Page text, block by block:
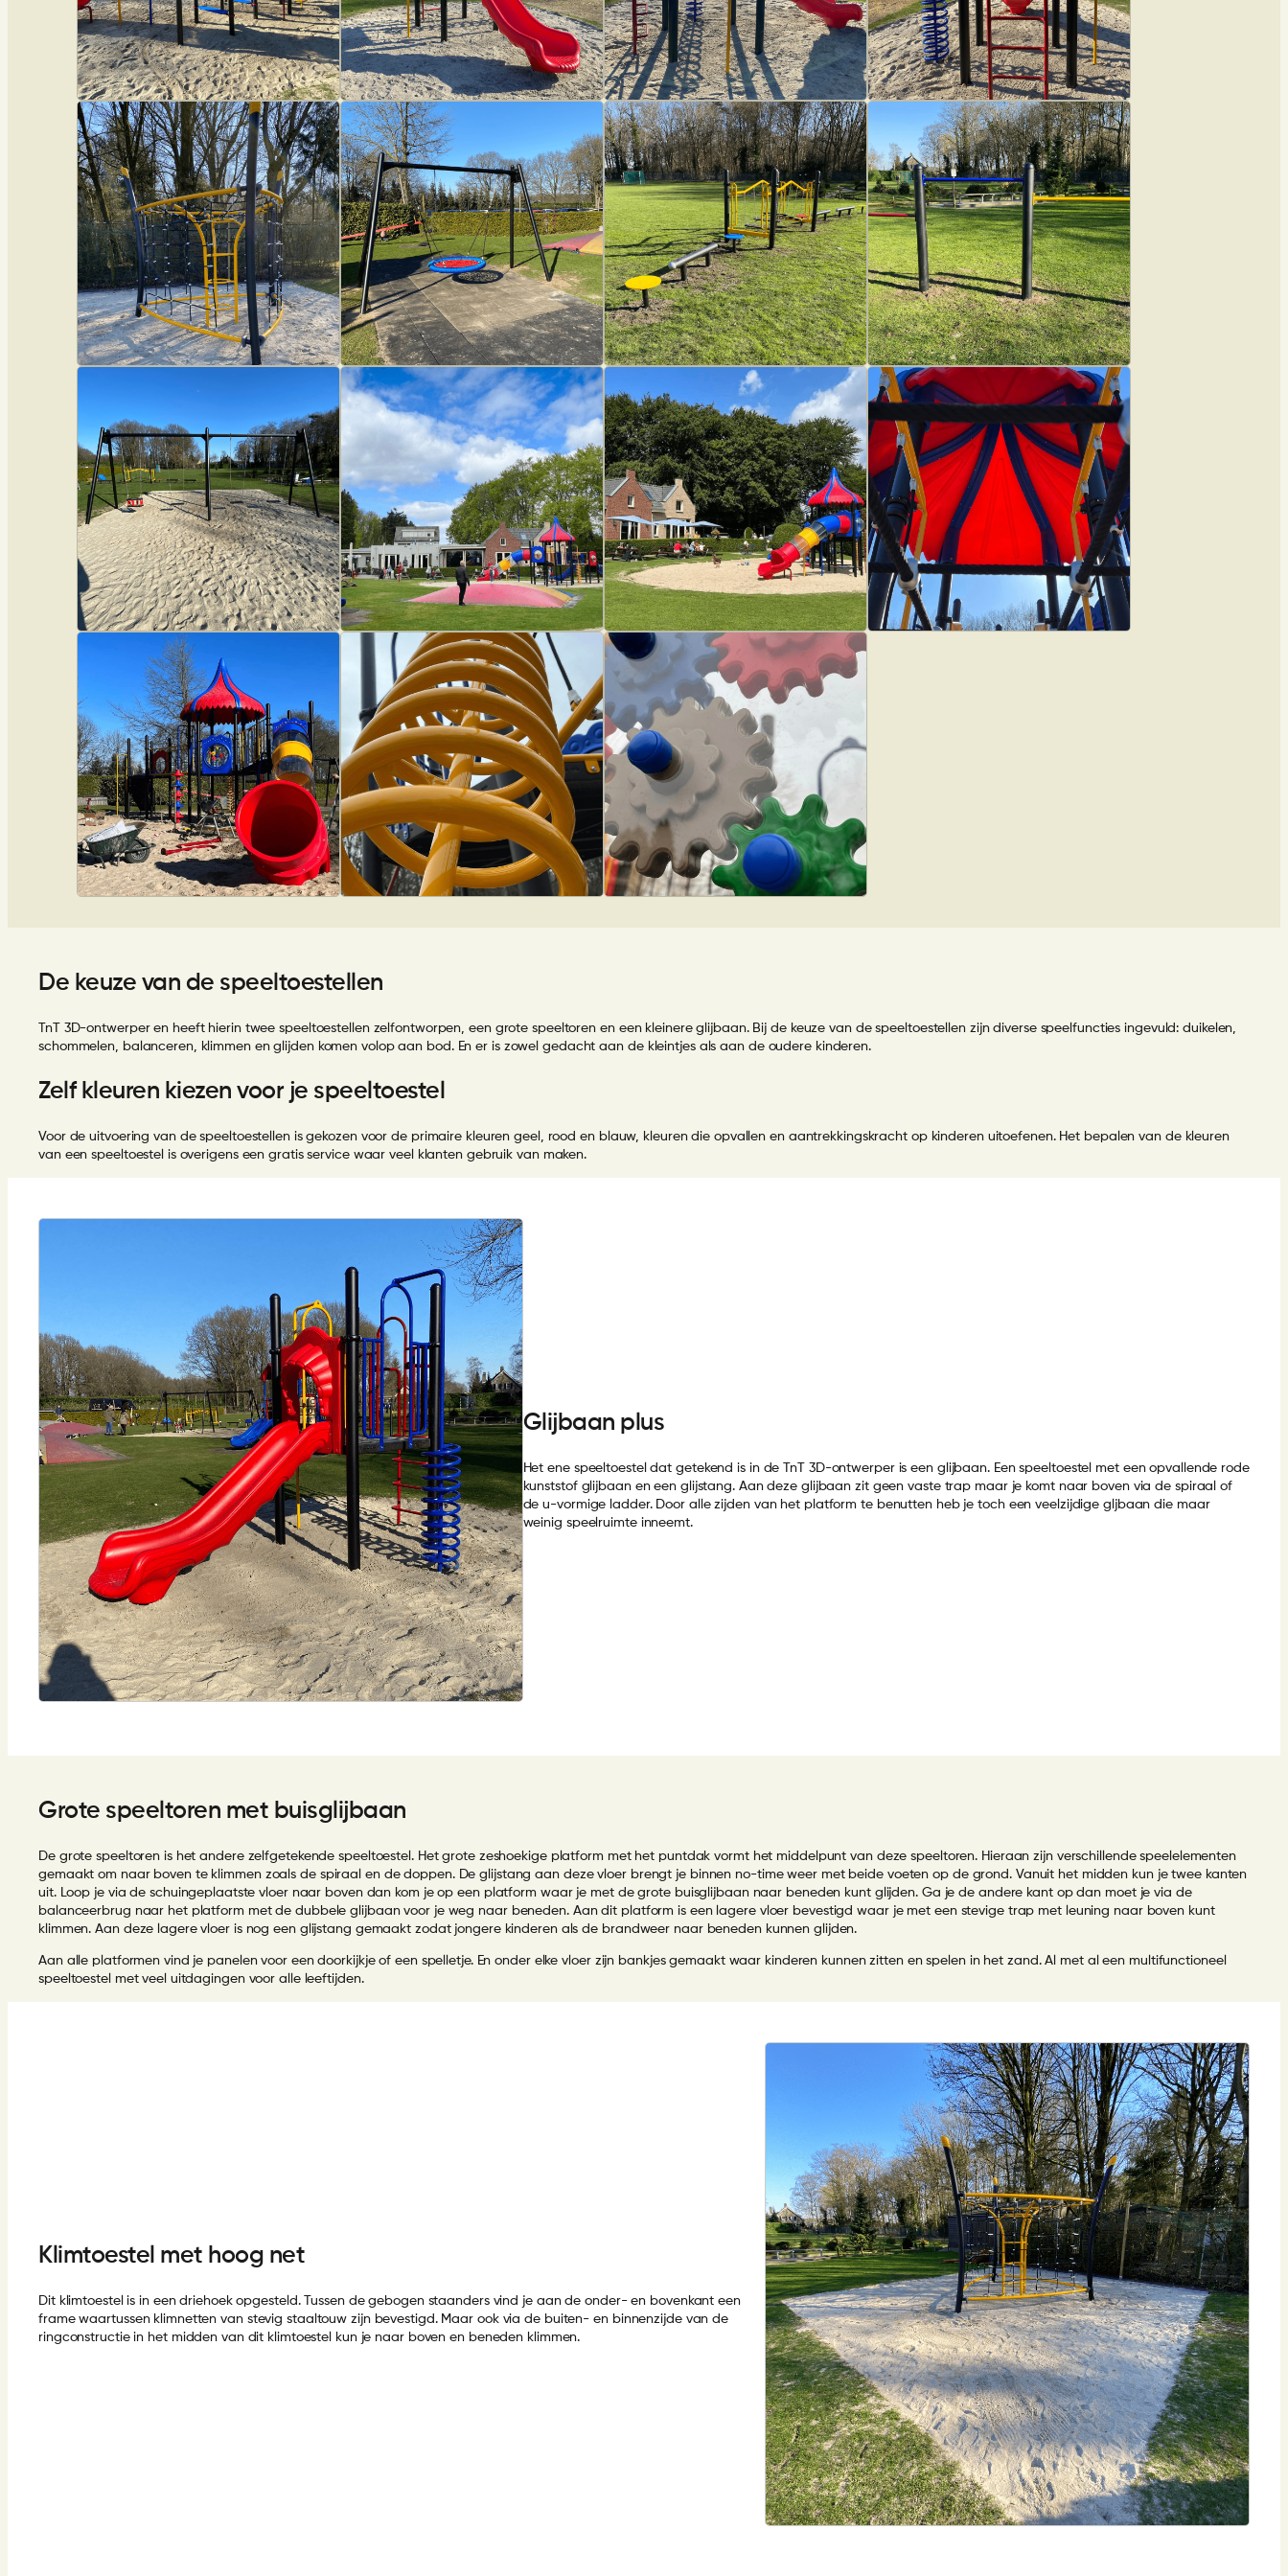
De keuze van de speeltoestellen
TnT 3D-ontwerper en heeft hierin twee speeltoestellen zelfontworpen, een grote speeltoren en een kleinere glijbaan. Bij de keuze van de speeltoestellen zijn diverse speelfuncties ingevuld: duikelen,
schommelen, balanceren, klimmen en glijden komen volop aan bod. En er is zowel gedacht aan de kleintjes als aan de oudere kinderen.
Zelf kleuren kiezen voor je speeltoestel
Voor de uitvoering van de speeltoestellen is gekozen voor de primaire kleuren geel, rood en blauw, kleuren die opvallen en aantrekkingskracht op kinderen uitoefenen. Het bepalen van de kleuren
van een speeltoestel is overigens een gratis service waar veel klanten gebruik van maken.
Glijbaan plus
Het ene speeltoestel dat getekend is in de TnT 3D-ontwerper is een glijbaan. Een speeltoestel met een opvallende rode
kunststof glijbaan en een glijstang. Aan deze glijbaan zit geen vaste trap maar je komt naar boven via de spiraal of
de u-vormige ladder. Door alle zijden van het platform te benutten heb je toch een veelzijdige gljbaan die maar
weinig speelruimte inneemt.
Grote speeltoren met buisglijbaan
De grote speeltoren is het andere zelfgetekende speeltoestel. Het grote zeshoekige platform met het puntdak vormt het middelpunt van deze speeltoren. Hieraan zijn verschillende speelelementen
gemaakt om naar boven te klimmen zoals de spiraal en de doppen. De glijstang aan deze vloer brengt je binnen no-time weer met beide voeten op de grond. Vanuit het midden kun je twee kanten
uit. Loop je via de schuingeplaatste vloer naar boven dan kom je op een platform waar je met de grote buisglijbaan naar beneden kunt glijden. Ga je de andere kant op dan moet je via de
balanceerbrug naar het platform met de dubbele glijbaan voor je weg naar beneden. Aan dit platform is een lagere vloer bevestigd waar je met een stevige trap met leuning naar boven kunt
klimmen. Aan deze lagere vloer is nog een glijstang gemaakt zodat jongere kinderen als de brandweer naar beneden kunnen glijden.
Aan alle platformen vind je panelen voor een doorkijkje of een spelletje. En onder elke vloer zijn bankjes gemaakt waar kinderen kunnen zitten en spelen in het zand. Al met al een multifunctioneel
speeltoestel met veel uitdagingen voor alle leeftijden.
Klimtoestel met hoog net
Dit klimtoestel is in een driehoek opgesteld. Tussen de gebogen staanders vind je aan de onder- en bovenkant een
frame waartussen klimnetten van stevig staaltouw zijn bevestigd. Maar ook via de buiten- en binnenzijde van de
ringconstructie in het midden van dit klimtoestel kun je naar boven en beneden klimmen.